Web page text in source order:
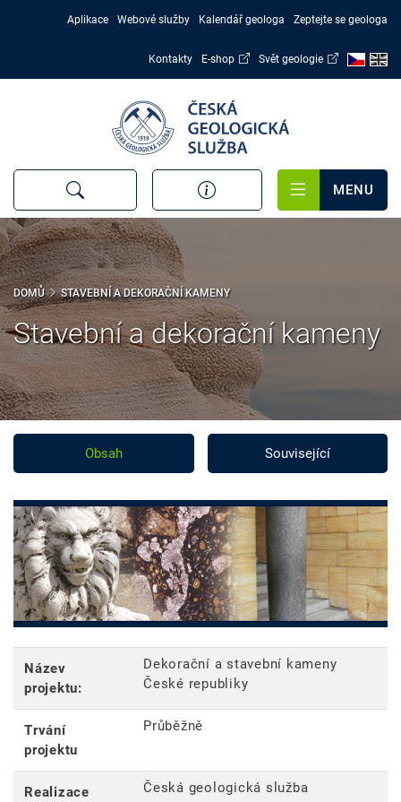
Aplikace Webové služby Kalendář geologa Zeptejte se geologa
Kontakty E-shop Svět geologie
MENU
DOMŮ STAVEBNÍ A DEKORAČNÍ KAMENY
Stavební a dekorační kameny
Obsah Související
Název
projektu:
Dekorační a stavební kameny
České republiky
Trvání
projektu
Průběžně
Realizace
Česká geologická služba